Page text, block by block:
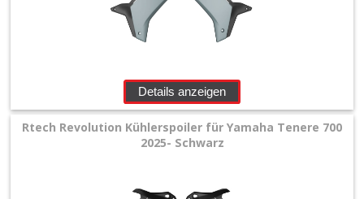
Details anzeigen
Rtech Revolution Kühlerspoiler für Yamaha Tenere 700
2025- Schwarz